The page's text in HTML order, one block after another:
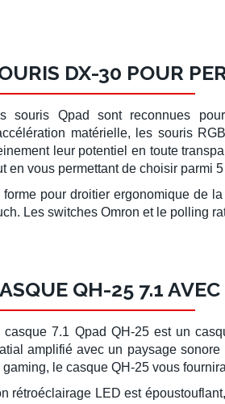
DX-30 POUR
souris Qpad
sont reconnues
matérielle, les souris
leur potentiel en toute
en vous permettant de choisir parmi
forme pour droitier ergonomique de la
Les switches Omron et le polling
QH-25 7.1
casque 7.1 Qpad QH-25est un
amplifié avec un paysage
gaming, le casque QH-25 vous
rétroéclairage LED est